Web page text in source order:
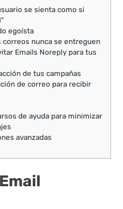
se sienta como si
egoísta
correos nunca se entreguen
Emails Noreply para tus
de tus campañas
de correo para recibir
de ayuda para minimizar
avanzadas